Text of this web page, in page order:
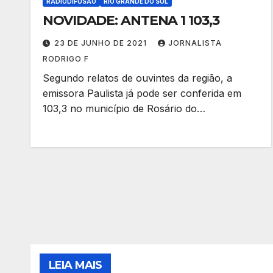
NOVIDADE: ANTENA 1 103,3
23 DE JUNHO DE 2021
JORNALISTA
RODRIGO F
Segundo relatos de ouvintes da região, a
emissora Paulista já pode ser conferida em
103,3 no município de Rosário do…
LEIA MAIS